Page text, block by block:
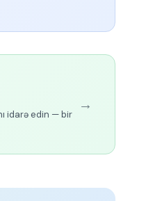
idarə edin — bir
→